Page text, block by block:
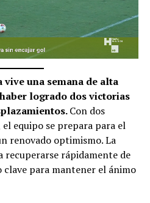
una semana de alta
logrado dos victorias
Con dos
equipo se prepara para el
renovado optimismo. La
recuperarse rápidamente de
para mantener el ánimo